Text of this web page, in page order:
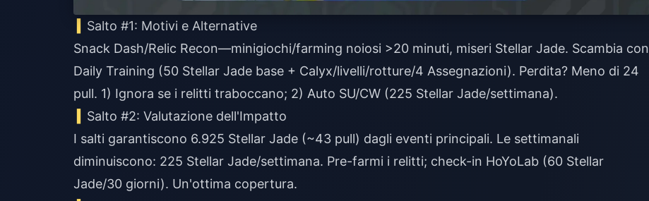
Salto #1: Motivi e Alternative
Snack Dash/Relic Recon—minigiochi/farming noiosi >20 minuti, miseri Stellar Jade. Scambia con
Daily Training (50 Stellar Jade base + Calyx/livelli/rotture/4 Assegnazioni). Perdita? Meno di 24
pull. 1) Ignora se i relitti traboccano; 2) Auto SU/CW (225 Stellar Jade/settimana).
Salto #2: Valutazione dell'Impatto
I salti garantiscono 6.925 Stellar Jade (~43 pull) dagli eventi principali. Le settimanali
diminuiscono: 225 Stellar Jade/settimana. Pre-farmi i relitti; check-in HoYoLab (60 Stellar
Jade/30 giorni). Un'ottima copertura.